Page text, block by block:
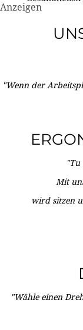
Anzeigen
"Wenn der
"Tu
Mit
wird sitzen
"Wähle einen